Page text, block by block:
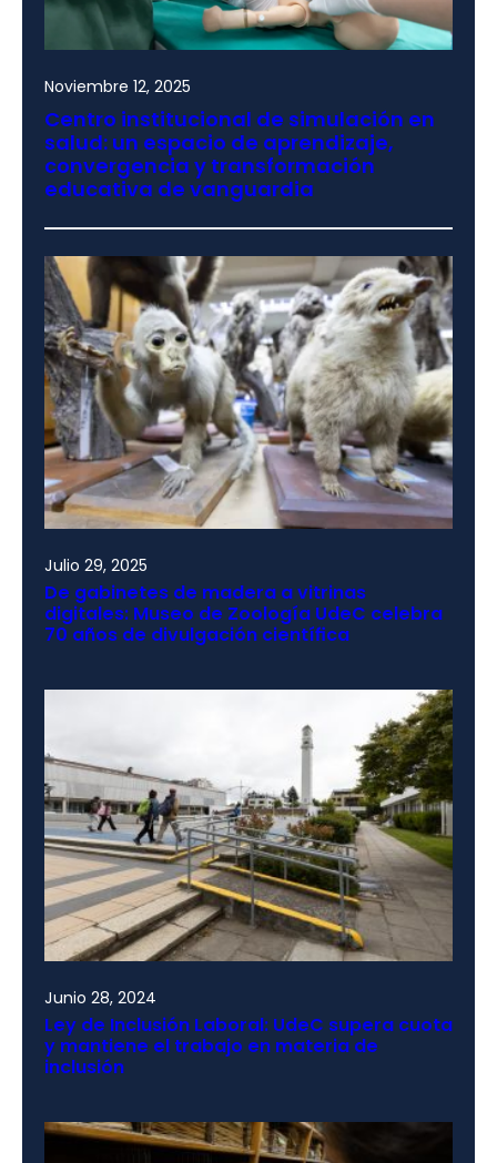
Noviembre 12, 2025
Centro institucional de simulación en
salud: un espacio de aprendizaje,
convergencia y transformación
educativa de vanguardia
Julio 29, 2025
De gabinetes de madera a vitrinas
digitales: Museo de Zoología UdeC celebra
70 años de divulgación científica
Junio 28, 2024
Ley de Inclusión Laboral: UdeC supera cuota
y mantiene el trabajo en materia de
inclusión